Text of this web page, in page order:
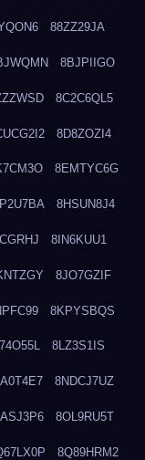
88ZZ29JA
8BJPIIGO
8C2C6QL5
8D8ZOZI4
8EMTYC6G
8HSUN8J4
8IN6KUU1
8JO7GZIF
8KPYSBQS
8LZ3S1IS
8NDCJ7UZ
8OL9RU5T
8Q89HRM2